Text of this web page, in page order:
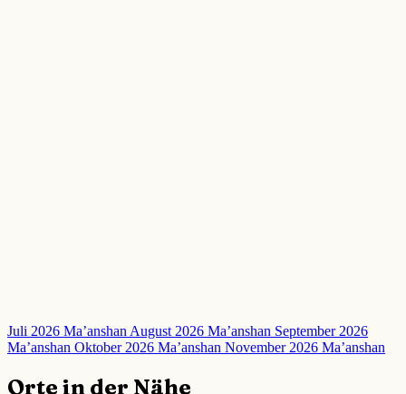
Juli 2026 Ma’anshanAugust 2026 Ma’anshan September 2026
Ma’anshan Oktober 2026 Ma’anshan November 2026 Ma’anshan
Orte in der Nähe